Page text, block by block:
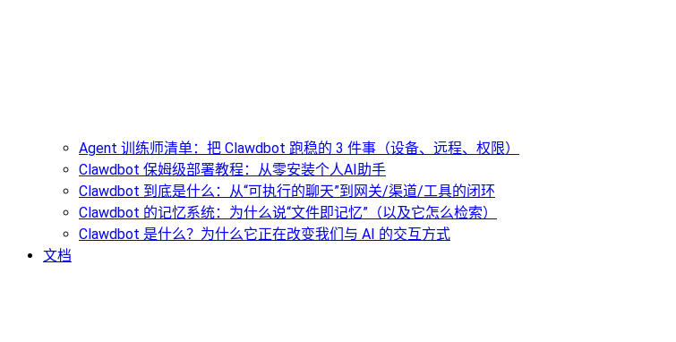
Agent 训练师清单：把 Clawdbot 跑稳的 3 件事（设备、远程、权限）
Clawdbot 保姆级部署教程：从零安装个人AI助手
Clawdbot 到底是什么：从“可执行的聊天”到网关/渠道/工具的闭环
Clawdbot 的记忆系统：为什么说“文件即记忆”（以及它怎么检索）
Clawdbot 是什么？为什么它正在改变我们与 AI 的交互方式
文档